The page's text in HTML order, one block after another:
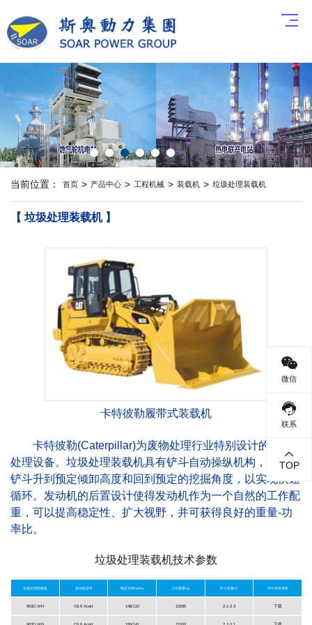
当前位置： 首页 > 产品中心 > 工程机械 > 装载机 > 垃圾处理装载机
【 垃圾处理装载机 】
卡特彼勒履带式装载机
卡特彼勒(Caterpillar)为废物处理行业特别设计的废物
处理设备。垃圾处理装载机具有铲斗自动操纵机构，可以使
铲斗升到预定倾卸高度和回到预定的挖掘角度，以实现快速
循环。发动机的后置设计使得发动机作为一个自然的工作配
重，可以提高稳定性、扩大视野，并可获得良好的重量-功
率比。
垃圾处理装载机技术参数
垃圾处理装载机 发动机型号 额定功率hp/kw 工作重量kg 铲斗容量m³ PDF技术资料
953D WH C6.6 Acert 148/110 15595 2.1-2.3 下载
微信
联系
TOP